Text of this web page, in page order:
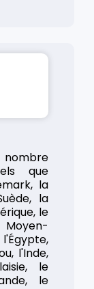
nombre
que
la
la
le
Moyen-
l'Inde,
le
le